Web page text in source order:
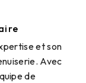
et son
Avec
de